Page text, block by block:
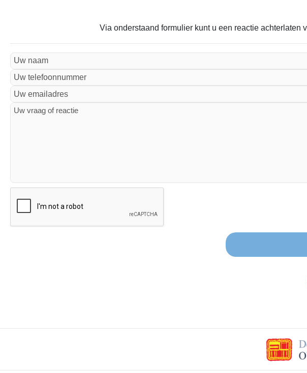
Via onderstaand formulier kunt u een reactie achterlaten